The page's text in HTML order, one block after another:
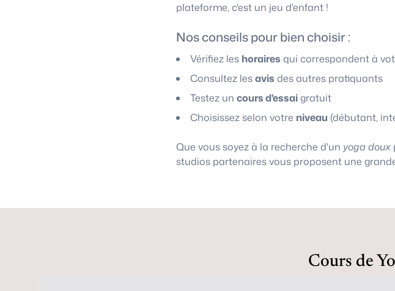
plateforme, c'est un jeu d'enfant !
Nos conseils pour bien choisir :
Vérifiez les horaires qui correspondent à
Consultez lesavis des autres pratiquants
Testez un cours d'essaigratuit
Choisissez selon votre niveau (débutant,
Que vous soyez à la recherche d'un yoga doux
studios partenaires vous proposent une
Cours de